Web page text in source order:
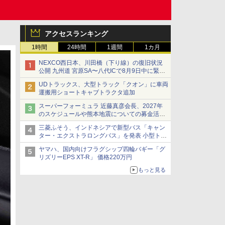
アクセスランキング
1時間 24時間 1週間 1カ月
NEXCO西日本、川田橋（下り線）の復旧状況
公開 九州道 宮原SA〜八代ICで8月9日中に緊急
車両を通行可能に
UDトラックス、大型トラック「クオン」に車両
運搬用ショートキャブトラクタ追加
スーパーフォーミュラ 近藤真彦会長、2027年
のスケジュールや熊本地震についての募金活動
を紹介
三菱ふそう、インドネシアで新型バス「キャン
ター・エクストラロングバス」を発表 小型トラ
ックベースの観光・旅客輸送向けバス
ヤマハ、国内向けフラグシップ四輪バギー「グ
リズリーEPS XT-R」 価格220万円
もっと見る